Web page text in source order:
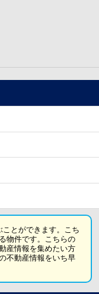
とができます。こち
物件です。こちらの
産情報を集めたい方
不動産情報をいち早